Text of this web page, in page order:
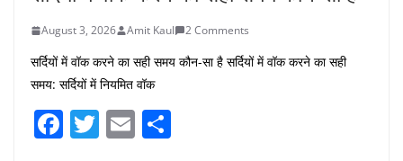
August 3, 2026 Amit Kaul 2 Comments
सर्दियों में वॉक करने का सही समय कौन-सा है सर्दियों में वॉक करने का सही
समय: सर्दियों में नियमित वॉक
F T E